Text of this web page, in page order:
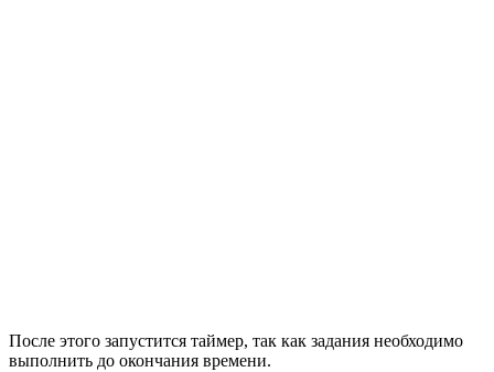
После этого запустится таймер, так как задания необходимо
выполнить до окончания времени.